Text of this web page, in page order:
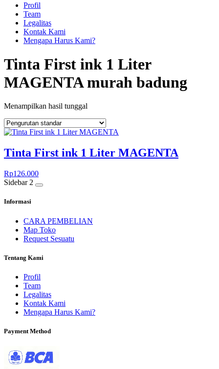
Profil
Team
Legalitas
Kontak Kami
Mengapa Harus Kami?
Tinta First ink 1 Liter
MAGENTA murah badung
Menampilkan hasil tunggal
Tinta First ink 1 Liter MAGENTA
Rp126.000
Sidebar 2
Informasi
CARA PEMBELIAN
Map Toko
Request Sesuatu
Tentang Kami
Profil
Team
Legalitas
Kontak Kami
Mengapa Harus Kami?
Payment Method